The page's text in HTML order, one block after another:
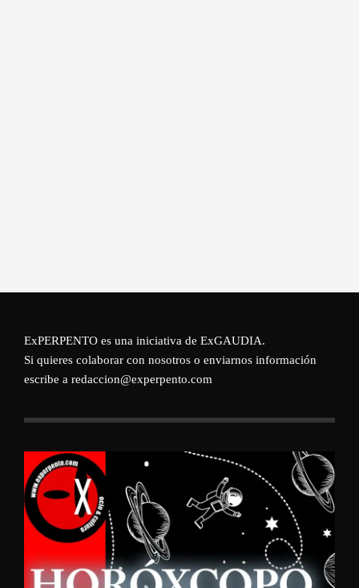
ExPERPENTO es una iniciativa de ExGAUDIA.
Si quieres colaborar con nosotros o enviarnos información
escribe a redaccion@experpento.com